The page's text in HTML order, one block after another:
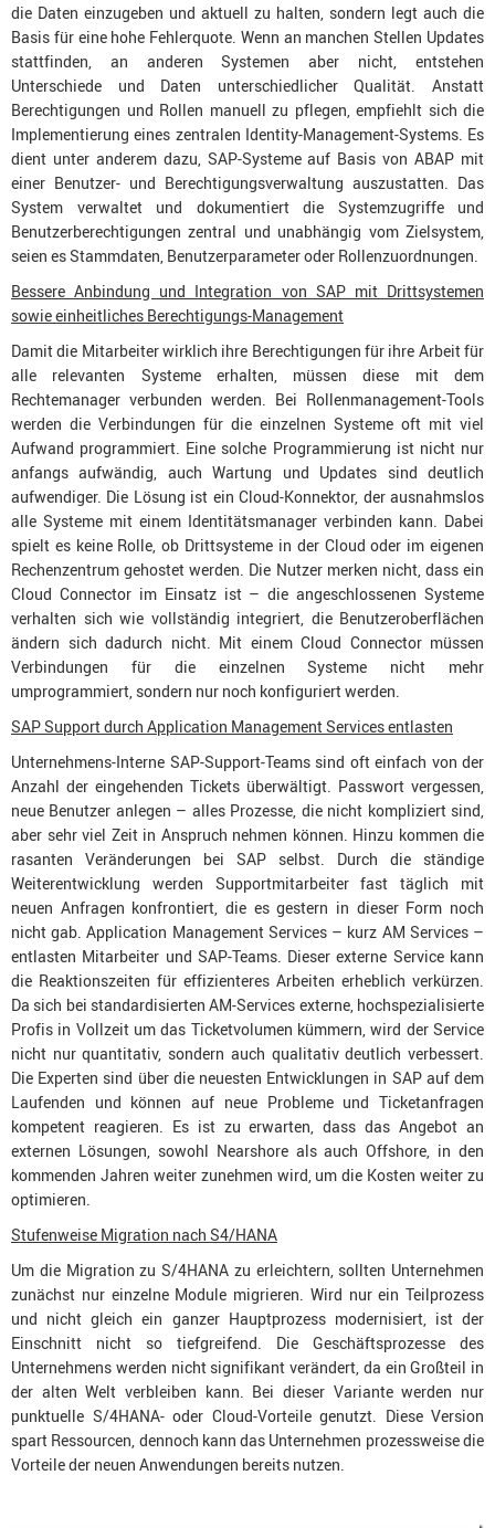
die Daten einzugeben und aktuell zu halten, sondern legt auch die
Basis für eine hohe Fehlerquote. Wenn an manchen Stellen Updates
stattfinden, an anderen Systemen aber nicht, entstehen
Unterschiede und Daten unterschiedlicher Qualität. Anstatt
Berechtigungen und Rollen manuell zu pflegen, empfiehlt sich die
Implementierung eines zentralen Identity-Management-Systems. Es
dient unter anderem dazu, SAP-Systeme auf Basis von ABAP mit
einer Benutzer- und Berechtigungsverwaltung auszustatten. Das
System verwaltet und dokumentiert die Systemzugriffe und
Benutzerberechtigungen zentral und unabhängig vom Zielsystem,
seien es Stammdaten, Benutzerparameter oder Rollenzuordnungen.
Bessere Anbindung und Integration von SAP mit Drittsystemen
sowie einheitliches Berechtigungs-Management
Damit die Mitarbeiter wirklich ihre Berechtigungen für ihre Arbeit für
alle relevanten Systeme erhalten, müssen diese mit dem
Rechtemanager verbunden werden. Bei Rollenmanagement-Tools
werden die Verbindungen für die einzelnen Systeme oft mit viel
Aufwand programmiert. Eine solche Programmierung ist nicht nur
anfangs aufwändig, auch Wartung und Updates sind deutlich
aufwendiger. Die Lösung ist ein Cloud-Konnektor, der ausnahmslos
alle Systeme mit einem Identitätsmanager verbinden kann. Dabei
spielt es keine Rolle, ob Drittsysteme in der Cloud oder im eigenen
Rechenzentrum gehostet werden. Die Nutzer merken nicht, dass ein
Cloud Connector im Einsatz ist – die angeschlossenen Systeme
verhalten sich wie vollständig integriert, die Benutzeroberflächen
ändern sich dadurch nicht. Mit einem Cloud Connector müssen
Verbindungen für die einzelnen Systeme nicht mehr
umprogrammiert, sondern nur noch konfiguriert werden.
SAP Support durch Application Management Services entlasten
Unternehmens-Interne SAP-Support-Teams sind oft einfach von der
Anzahl der eingehenden Tickets überwältigt. Passwort vergessen,
neue Benutzer anlegen – alles Prozesse, die nicht kompliziert sind,
aber sehr viel Zeit in Anspruch nehmen können. Hinzu kommen die
rasanten Veränderungen bei SAP selbst. Durch die ständige
Weiterentwicklung werden Supportmitarbeiter fast täglich mit
neuen Anfragen konfrontiert, die es gestern in dieser Form noch
nicht gab. Application Management Services – kurz AM Services –
entlasten Mitarbeiter und SAP-Teams. Dieser externe Service kann
die Reaktionszeiten für effizienteres Arbeiten erheblich verkürzen.
Da sich bei standardisierten AM-Services externe, hochspezialisierte
Profis in Vollzeit um das Ticketvolumen kümmern, wird der Service
nicht nur quantitativ, sondern auch qualitativ deutlich verbessert.
Die Experten sind über die neuesten Entwicklungen in SAP auf dem
Laufenden und können auf neue Probleme und Ticketanfragen
kompetent reagieren. Es ist zu erwarten, dass das Angebot an
externen Lösungen, sowohl Nearshore als auch Offshore, in den
kommenden Jahren weiter zunehmen wird, um die Kosten weiter zu
optimieren.
Stufenweise Migration nach S4/HANA
Um die Migration zu S/4HANA zu erleichtern, sollten Unternehmen
zunächst nur einzelne Module migrieren. Wird nur ein Teilprozess
und nicht gleich ein ganzer Hauptprozess modernisiert, ist der
Einschnitt nicht so tiefgreifend. Die Geschäftsprozesse des
Unternehmens werden nicht signifikant verändert, da ein Großteil in
der alten Welt verbleiben kann. Bei dieser Variante werden nur
punktuelle S/4HANA- oder Cloud-Vorteile genutzt. Diese Version
spart Ressourcen, dennoch kann das Unternehmen prozessweise die
Vorteile der neuen Anwendungen bereits nutzen.